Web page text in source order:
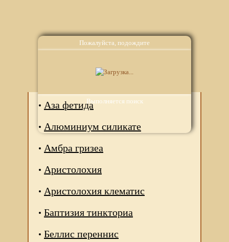
Пожалуйста, подождите
Выполняется поиск
Аналоги
Аза фетида
Алюминиум силикате
Амбра гризеа
Аристолохия
Аристолохия клематис
Баптизия тинкториа
Беллис переннис